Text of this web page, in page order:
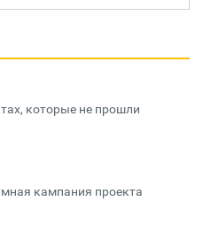
которые не прошли
кампания проекта